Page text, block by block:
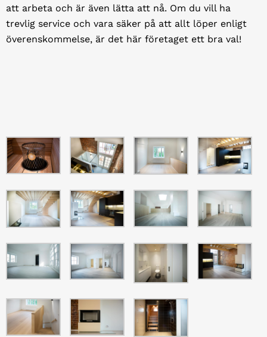
att arbeta och är även lätta att nå. Om du vill ha
trevlig service och vara säker på att allt löper enligt
överenskommelse, är det här företaget ett bra val!